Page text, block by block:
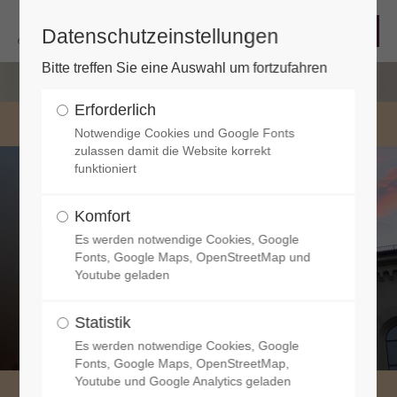
Datenschutzeinstellungen
Bitte treffen Sie eine Auswahl um fortzufahren
Erforderlich
Notwendige Cookies und Google Fonts
zulassen damit die Website korrekt
funktioniert
Komfort
Es werden notwendige Cookies, Google
Fonts, Google Maps, OpenStreetMap und
Youtube geladen
Statistik
Es werden notwendige Cookies, Google
Fonts, Google Maps, OpenStreetMap,
Youtube und Google Analytics geladen